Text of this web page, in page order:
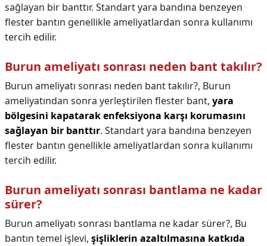
sağlayan bir banttır. Standart yara bandına benzeyen
flester bantın genellikle ameliyatlardan sonra kullanımı
tercih edilir.
Burun ameliyatı sonrası neden bant takılır?
Burun ameliyatı sonrası neden bant takılır?, Burun
ameliyatından sonra yerleştirilen flester bant, yara
bölgesini kapatarak enfeksiyona karşı korumasını
sağlayan bir banttır. Standart yara bandına benzeyen
flester bantın genellikle ameliyatlardan sonra kullanımı
tercih edilir.
Burun ameliyatı sonrası bantlama ne kadar
sürer?
Burun ameliyatı sonrası bantlama ne kadar sürer?, Bu
bantın temel işlevi, şişliklerin azaltılmasına katkıda